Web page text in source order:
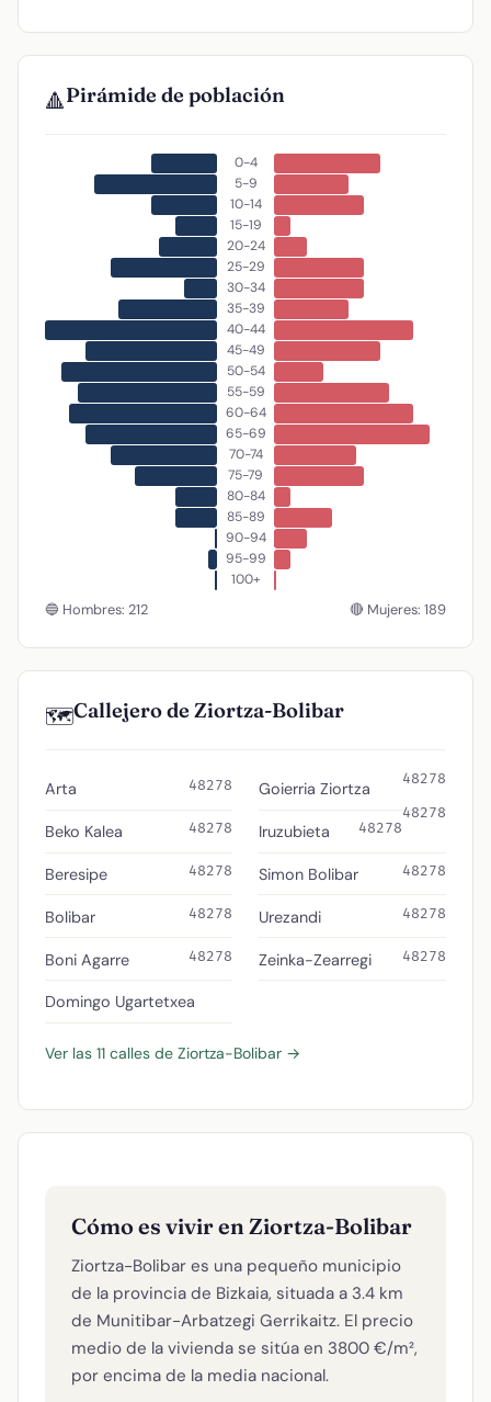
🔺Pirámide de población
0-4
5-9
10-14
15-19
20-24
25-29
30-34
35-39
40-44
45-49
50-54
55-59
60-64
65-69
70-74
75-79
80-84
85-89
90-94
95-99
100+
🔵 Hombres: 212 🔴 Mujeres: 189
🗺️Callejero de Ziortza-Bolibar
Arta 48278
Beko Kalea 48278
Beresipe 48278
Bolibar 48278
Boni Agarre 48278
Domingo Ugartetxea
48278
Goierria Ziortza
48278
Iruzubieta 48278
Simon Bolibar 48278
Urezandi 48278
Zeinka-Zearregi 48278
Ver las 11 calles de Ziortza-Bolibar →
Cómo es vivir en Ziortza-Bolibar
Ziortza-Bolibar es una pequeño municipio
de la provincia de Bizkaia, situada a 3.4 km
de Munitibar-Arbatzegi Gerrikaitz. El precio
medio de la vivienda se sitúa en 3800 €/m²,
por encima de la media nacional.